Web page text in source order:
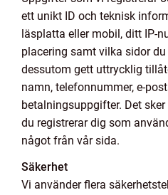
ett unikt ID och teknisk
läsplatta eller mobil, ditt IP-
placering samt vilka sidor
dessutom gett uttrycklig
namn, telefonnummer, e-
betalningsuppgifter. Det
du registrerar dig som
något från vår sida.
Säkerhet
Vi använder flera